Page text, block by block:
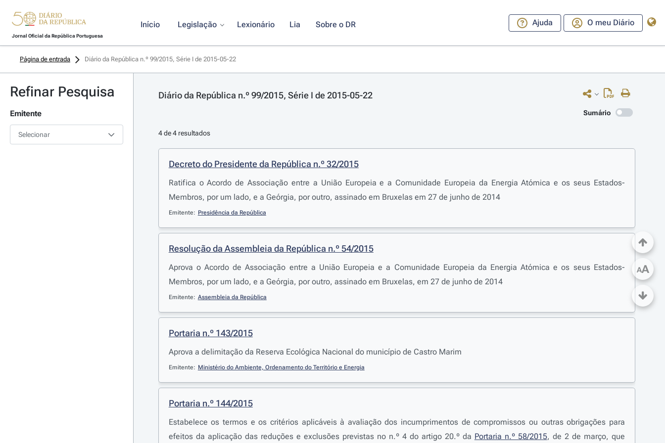
Jornal Oficial da República Portuguesa
Início Legislação Lexionário Lia Sobre o DR Ajuda O meu Diário
Página de entrada Diário da República n.º 99/2015, Série I de 2015-05-22
Refinar Pesquisa
Emitente
Selecionar
Diário da República n.º 99/2015, Série I de 2015-05-22
Sumário
4 de 4 resultados
Decreto do Presidente da República n.º 32/2015
Ratifica o Acordo de Associação entre a União Europeia e a Comunidade Europeia da Energia Atómica e os seus Estados-
Membros, por um lado, e a Geórgia, por outro, assinado em Bruxelas em 27 de junho de 2014
Emitente: Presidência da República
Resolução da Assembleia da República n.º 54/2015
Aprova o Acordo de Associação entre a União Europeia e a Comunidade Europeia da Energia Atómica e os seus Estados-
Membros, por um lado, e a Geórgia, por outro, assinado em Bruxelas, em 27 de junho de 2014
Emitente: Assembleia da República
Portaria n.º 143/2015
Aprova a delimitação da Reserva Ecológica Nacional do município de Castro Marim
Emitente: Ministério do Ambiente, Ordenamento do Território e Energia
Portaria n.º 144/2015
Estabelece os termos e os critérios aplicáveis à avaliação dos incumprimentos de compromissos ou outras obrigações para
efeitos da aplicação das reduções e exclusões previstas no n.º 4 do artigo 20.º da Portaria n.º 58/2015, de 2 de março, que
AA